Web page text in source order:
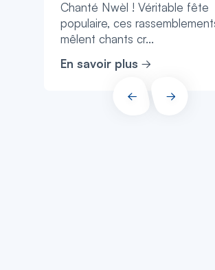
Chanté Nwèl ! Véritable fête
populaire, ces
mêlent chants cr...
En savoir plus
PRÉCÉDENT
SUIVANT